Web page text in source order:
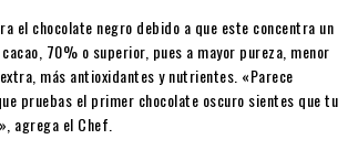
el chocolate negro debido a que este concentra un
70% o superior, pues a mayor pureza, menor
más antioxidantes y nutrientes. «Parece
pruebas el primer chocolate oscuro sientes que tu
agrega el Chef.